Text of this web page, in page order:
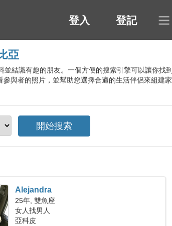
登入 登記
亞
結識有趣的朋友。一個方便的搜索引擎可以讓你找到
與者的照片，並幫助您選擇合適的生活伴侶來組建家
Alejandra
25年, 雙魚座
女人找男人
亞科皮